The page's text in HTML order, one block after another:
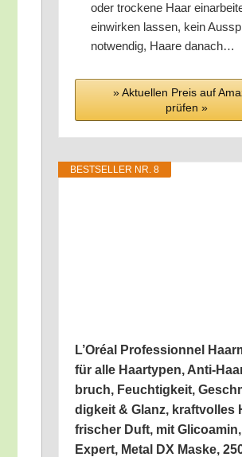
oder tro­cke­ne Haar
ein­wir­ken las­sen, kein
not­wen­dig, Haa­re danach…
» Aktu­el­len Preis auf
prü­fen »
BEST­SEL­LER NR. 8
L’O­ré­al Pro­fes­si­on­nel
für alle Haar­ty­pen, Anti-
bruch, Feuch­tig­keit,
dig­keit & Glanz, kraft­vol­les
fri­scher Duft, mit
Expert, Metal DX Mas­ke,